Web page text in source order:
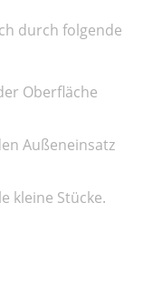
durch folgende
Oberfläche
Außeneinsatz
kleine Stücke.